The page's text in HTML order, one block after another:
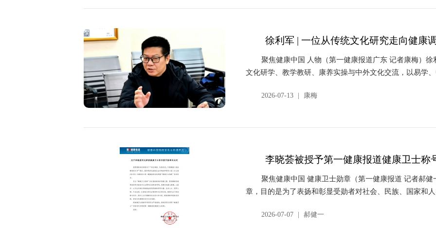
徐利军 | 一位从传统文化研究走向健康
聚焦健康中国 人物（第一健康报道广东 记者康梅）
文化研学、教学教研、康养实操与中外文化交流，以易学
2026-07-13 康梅
李晓荟被授予第一健康报道健康卫士称
聚焦健康中国 健康卫士勋章（第一健康报道 记者郝
章，目的是为了表扬和彰显受勋者对社会、民族、国家和
2026-07-07 郝健一